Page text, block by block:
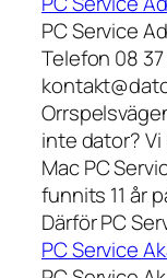
PC Service
Telefon 08
inte dator? Vi
Mac PC
funnits 11 år
Därför PC
PC Service